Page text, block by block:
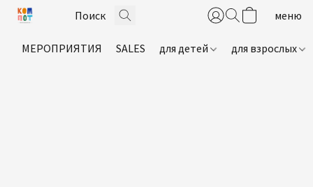
МЕРОПРИЯТИЯ SALES для детей для взрослых